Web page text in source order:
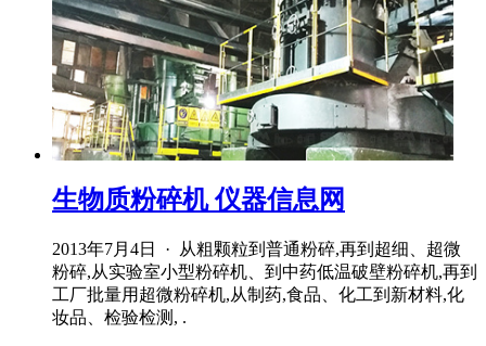
生物质粉碎机 仪器信息网
2013年7月4日 · 从粗颗粒到普通粉碎,再到超细、超微
粉碎,从实验室小型粉碎机、到中药低温破壁粉碎机,再到
工厂批量用超微粉碎机,从制药,食品、化工到新材料,化
妆品、检验检测, .